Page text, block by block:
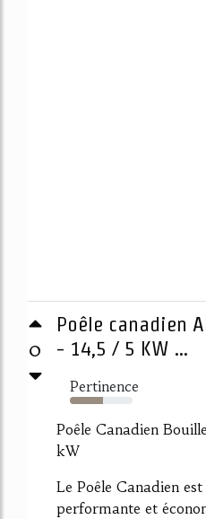
0
Poêle canadien
- 14,5 / 5 KW ...
Pertinence
53%
Poêle Canadien
kW
Le Poêle Canadien
performante et